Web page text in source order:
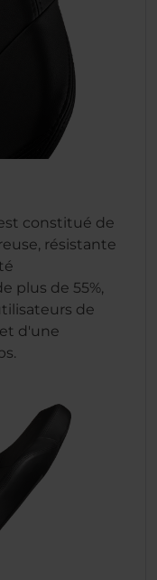
constitué de
résistante
plus de 55%,
de
d'une